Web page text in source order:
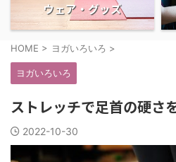
ウェア・グッズ
HOME > ヨガいろいろ >
ヨガいろいろ
ストレッチで足首の硬さ
2022-10-30